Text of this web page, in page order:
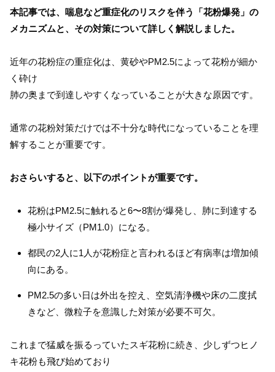
本記事では、喘息など重症化のリスクを伴う「花粉爆発」の
メカニズムと、その対策について詳しく解説しました。
近年の花粉症の重症化は、黄砂やPM2.5によって花粉が細か
く砕け
肺の奥まで到達しやすくなっていることが大きな原因です。
通常の花粉対策だけでは不十分な時代になっていることを理
解することが重要です。
おさらいすると、以下のポイントが重要です。
花粉はPM2.5に触れると6〜8割が爆発し、肺に到達する
極小サイズ（PM1.0）になる。
都民の2人に1人が花粉症と言われるほど有病率は増加傾
向にある。
PM2.5の多い日は外出を控え、空気清浄機や床の二度拭
きなど、微粒子を意識した対策が必要不可欠。
これまで猛威を振るっていたスギ花粉に続き、少しずつヒノ
キ花粉も飛び始めており